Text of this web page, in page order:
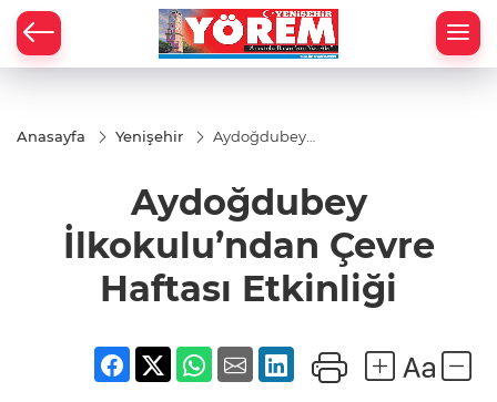
Anasayfa Yenişehir
Aydoğdubey
Etkinliği
Aydoğdubey
İlkokulu’ndan Çevre
Haftası Etkinliği